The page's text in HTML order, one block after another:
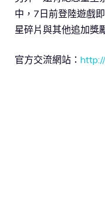
中，7日前登陸遊戲
星碎片與其他追加獎
官方交流網站：